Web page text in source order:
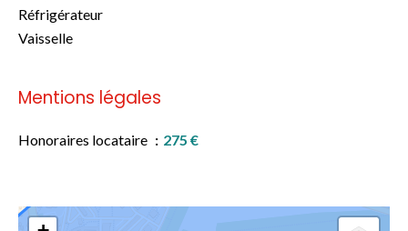
Réfrigérateur
Vaisselle
Mentions légales
Honoraires locataire 275 €